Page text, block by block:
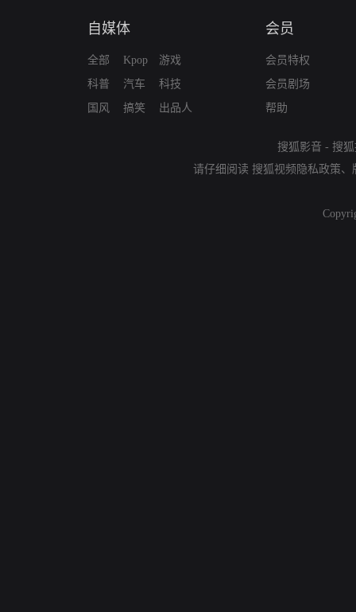
自媒体
全部
科普
国风
Kpop
汽车
搞笑
游戏
科技
出品人
会员
会员特权
会员剧场
帮助
搜狐影音 - 搜
请仔细阅读 搜狐视频隐私政策、